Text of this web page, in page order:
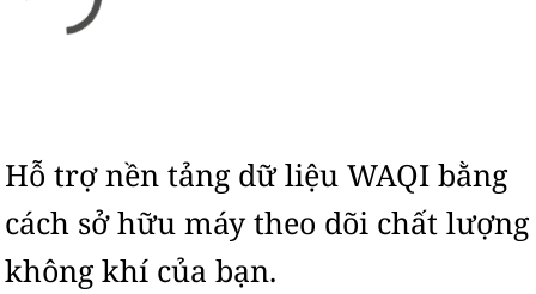
Hỗ trợ nền tảng dữ liệu WAQI bằng
cách sở hữu máy theo dõi chất lượng
không khí của bạn.